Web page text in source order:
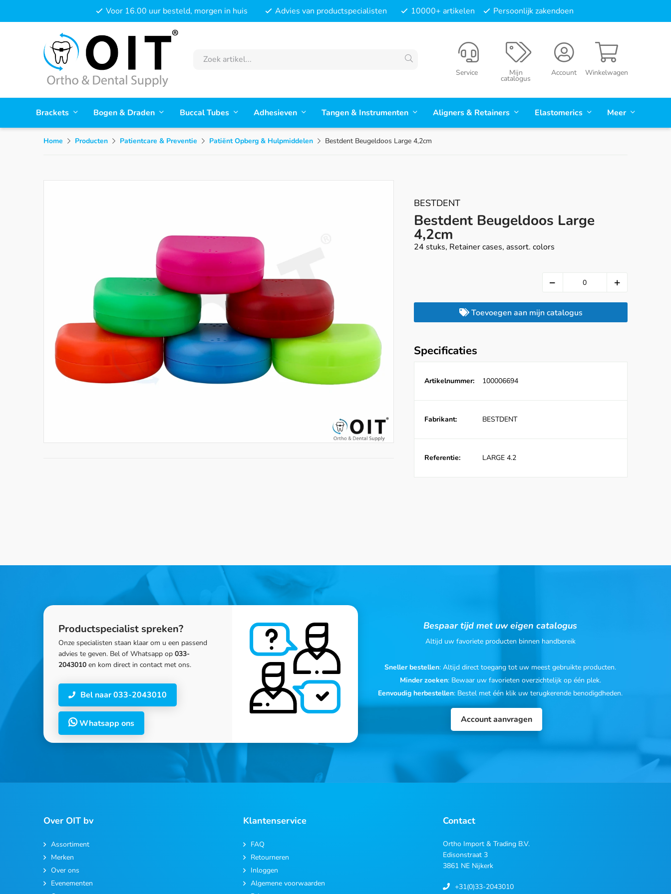
Voor 16.00 uur besteld, morgen in huis Advies van productspecialisten 10000+ artikelen Persoonlijk zakendoen
Winkelwagen
Account
Mijn
catalogus
Service
Brackets Bogen & Draden Buccal Tubes Adhesieven Tangen & Instrumenten Aligners & Retainers Elastomerics Meer
Home Producten Patientcare & Preventie Patiënt Opberg & Hulpmiddelen Bestdent Beugeldoos Large 4,2cm
BESTDENT
Bestdent Beugeldoos Large
4,2cm
24 stuks, Retainer cases, assort. colors
Toevoegen aan mijn catalogus
Specificaties
Artikelnummer: 100006694
Fabrikant: BESTDENT
Referentie: LARGE 4.2
Productspecialist spreken?
Onze specialisten staan klaar om u een passend
advies te geven. Bel of Whatsapp op 033-
2043010 en kom direct in contact met ons.
Bel naar 033-2043010
Whatsapp ons
Bespaar tijd met uw eigen catalogus
Altijd uw favoriete producten binnen handbereik
Sneller bestellen: Altijd direct toegang tot uw meest gebruikte producten.
Minder zoeken: Bewaar uw favorieten overzichtelijk op één plek.
Eenvoudig herbestellen: Bestel met één klik uw terugkerende benodigdheden.
Account aanvragen
Over OIT bv
Assortiment
Merken
Over ons
Evenementen
Klantenservice
FAQ
Retourneren
Inloggen
Algemene voorwaarden
Contact
Ortho Import & Trading B.V.
Edisonstraat 3
3861 NE Nijkerk
+31(0)33-2043010